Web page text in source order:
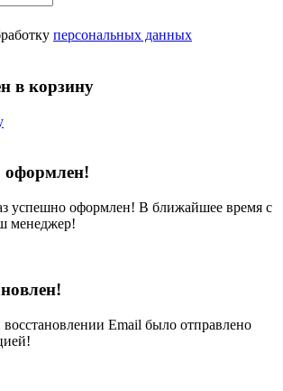
персональных данных
в корзину
оформлен!
успешно оформлен! В ближайшее время с
менеджер!
Email было отправлено